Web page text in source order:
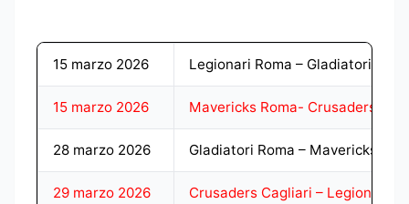
15 marzo 2026 Legionari Roma – Gladiatori
15 marzo 2026 Mavericks Roma- Crusaders
28 marzo 2026 Gladiatori Roma – Mavericks
29 marzo 2026 Crusaders Cagliari – Legionari